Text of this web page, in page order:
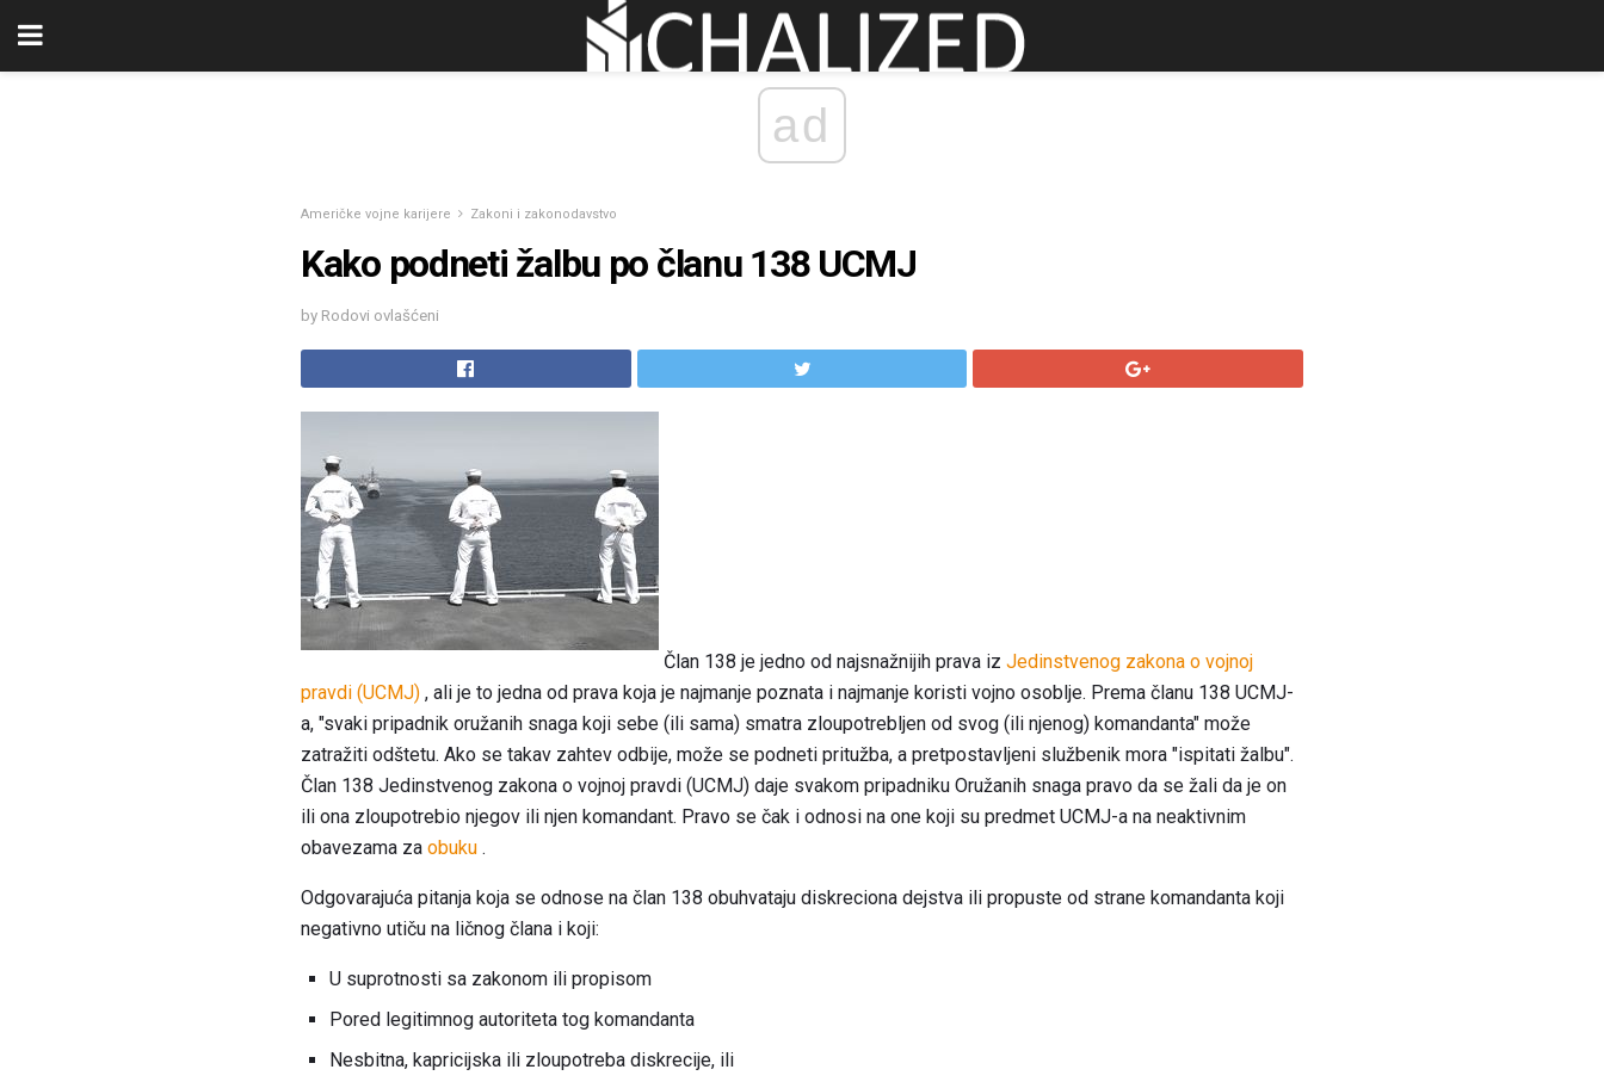
ad
Američke vojne karijere Zakoni i zakonodavstvo
Kako podneti žalbu po članu 138 UCMJ
by Rodovi ovlašćeni
Član 138 je jedno od najsnažnijih prava iz Jedinstvenog zakona o vojnoj
pravdi (UCMJ) , ali je to jedna od prava koja je najmanje poznata i najmanje koristi vojno osoblje. Prema članu 138 UCMJ-
a, "svaki pripadnik oružanih snaga koji sebe (ili sama) smatra zloupotrebljen od svog (ili njenog) komandanta" može
zatražiti odštetu. Ako se takav zahtev odbije, može se podneti pritužba, a pretpostavljeni službenik mora "ispitati žalbu".
Član 138 Jedinstvenog zakona o vojnoj pravdi (UCMJ) daje svakom pripadniku Oružanih snaga pravo da se žali da je on
ili ona zloupotrebio njegov ili njen komandant. Pravo se čak i odnosi na one koji su predmet UCMJ-a na neaktivnim
obavezama za obuku .
Odgovarajuća pitanja koja se odnose na član 138 obuhvataju diskreciona dejstva ili propuste od strane komandanta koji
negativno utiču na ličnog člana i koji:
U suprotnosti sa zakonom ili propisom
Pored legitimnog autoriteta tog komandanta
Nesbitna, kapricijska ili zloupotreba diskrecije, ili